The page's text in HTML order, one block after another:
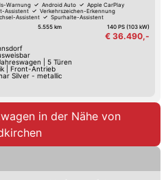
Warnung Android Auto
Apple CarPlay
Assistent
Verkehrszeichen-Erkennung
Assistent
Spurhalte-Assistent
5.555 km 140 PS (103 kW)
€ 36.490,-
5 Türen
| Front-Antrieb
Silver - metallic
in der Nähe von